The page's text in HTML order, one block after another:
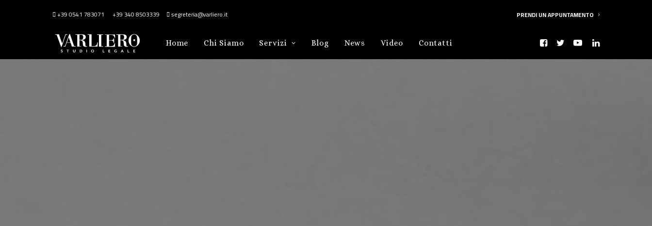
+39 0541 783071 +39 340 8503339 segreteria@varliero.it PRENDI UN APPUNTAMENTO
Home Chi Siamo Servizi Blog News Video Contatti